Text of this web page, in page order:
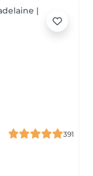
391